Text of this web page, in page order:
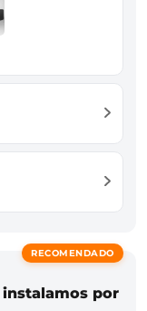
RECOMENDADO
por